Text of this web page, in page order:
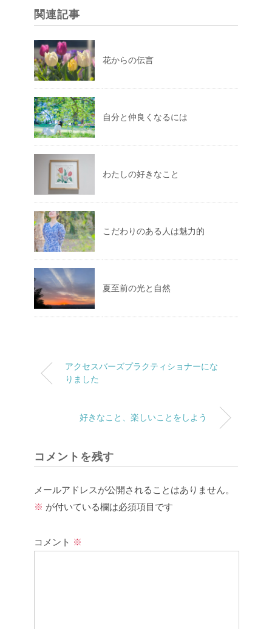
関連記事
花からの伝言
自分と仲良くなるには
わたしの好きなこと
こだわりのある人は魅力的
夏至前の光と自然
アクセスバーズプラクティショナーにな
りました
好きなこと、楽しいことをしよう
コメントを残す
メールアドレスが公開されることはありません。
※ が付いている欄は必須項目です
コメント ※